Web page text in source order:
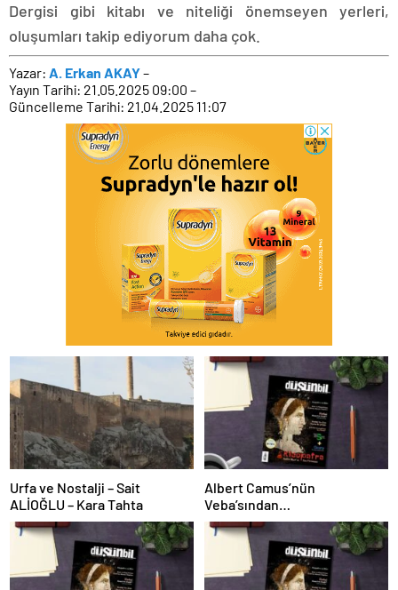
Dergisi gibi kitabı ve niteliği önemseyen yerleri,
oluşumları takip ediyorum daha çok.
Yazar: A. Erkan AKAY–
Yayın Tarihi: 21.05.2025 09:00 –
Güncelleme Tarihi: 21.04.2025 11:07
Urfa ve Nostalji – Sait
ALİOĞLU – Kara Tahta
Albert Camus’nün
Veba’sından
Öğrenebileceklerimiz (ve
Öğrenmememiz Gerekenler)